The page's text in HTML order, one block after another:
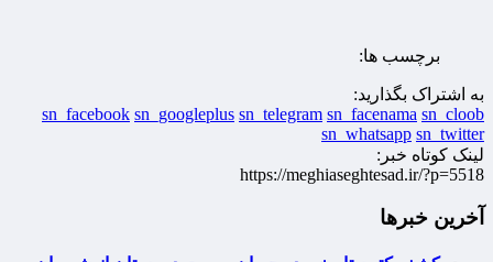
برچسب ها:
به اشتراک بگذارید:
sn_facebook sn_googleplus sn_telegram sn_facenama sn_cloob
sn_whatsapp sn_twitter
لینک کوتاه خبر:
https://meghiaseghtesad.ir/?p=5518
آخرین خبرها